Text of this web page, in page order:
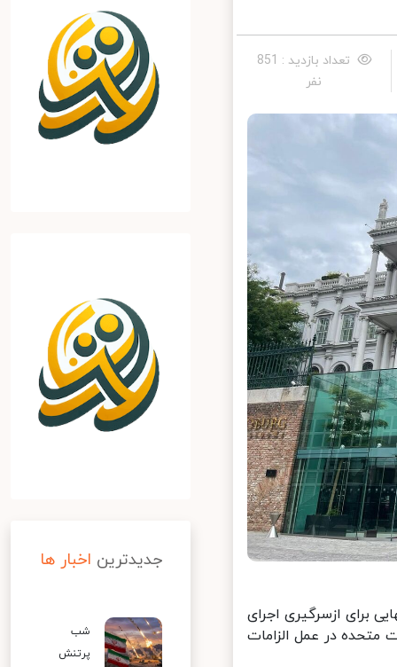
تعداد بازدید : 851
نفر
برای ازسرگیری اجرای
در عمل الزامات
جدیدترین اخبار ها
شب
پرتنش